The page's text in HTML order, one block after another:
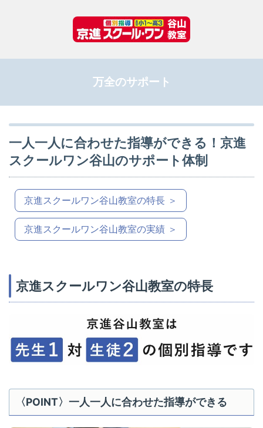
万全のサポート
一人一人に合わせた指導ができる！京進
スクールワン谷山のサポート体制
京進スクールワン谷山教室の特長 ＞
京進スクールワン谷山教室の実績 ＞
京進スクールワン谷山教室の特長
〈POINT〉一人一人に合わせた指導ができる